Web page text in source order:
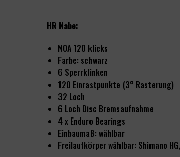
HR Nabe:
NOA 120 klicks
Farbe: schwarz
6 Sperrklinken
120 Einrastpunkte (3° Rasterung)
32 Loch
6 Loch Disc Bremsaufnahme
4 x Enduro Bearings
Einbaumaß: wählbar
Freilaufkörper wählbar: Shimano